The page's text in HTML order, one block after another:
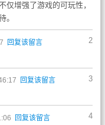
仅增强了游戏的可玩性，
。
2
回复该留言
3
回复该留言
4
回复该留言